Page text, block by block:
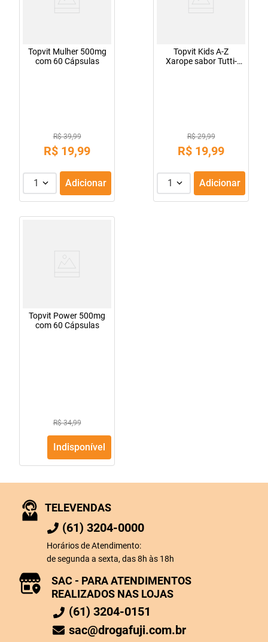
Topvit Mulher 500mg
com 60 Cápsulas
R$ 39,99
R$ 19,99
1 Adicionar
Topvit Kids A-Z
Xarope sabor Tutti-
R$ 29,99
R$ 19,99
1 Adicionar
Topvit Power 500mg
com 60 Cápsulas
R$ 34,99
Indisponível
TELEVENDAS
(61) 3204-0000
Horários de Atendimento:
de segunda a sexta, das 8h às 18h
SAC - PARA ATENDIMENTOS
REALIZADOS NAS LOJAS
(61) 3204-0151
sac@drogafuji.com.br